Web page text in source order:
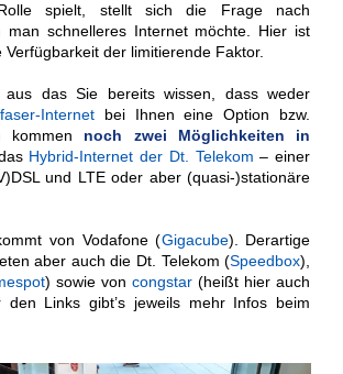
spielt, stellt sich die Frage nach
man schnelleres Internet möchte. Hier ist
der limitierende Faktor.
das Sie bereits wissen, dass weder
Internetbei Ihnen eine Option bzw.
kommen noch zwei Möglichkeiten in
Hybrid-Internet der Dt. Telekom – einer
und LTE oder aber (quasi-)stationäre
von Vodafone (Gigacube). Derartige
aber auch die Dt. Telekom (Speedbox),
) sowie voncongstar (heißt hier auch
den Links gibt’s jeweils mehr Infos beim